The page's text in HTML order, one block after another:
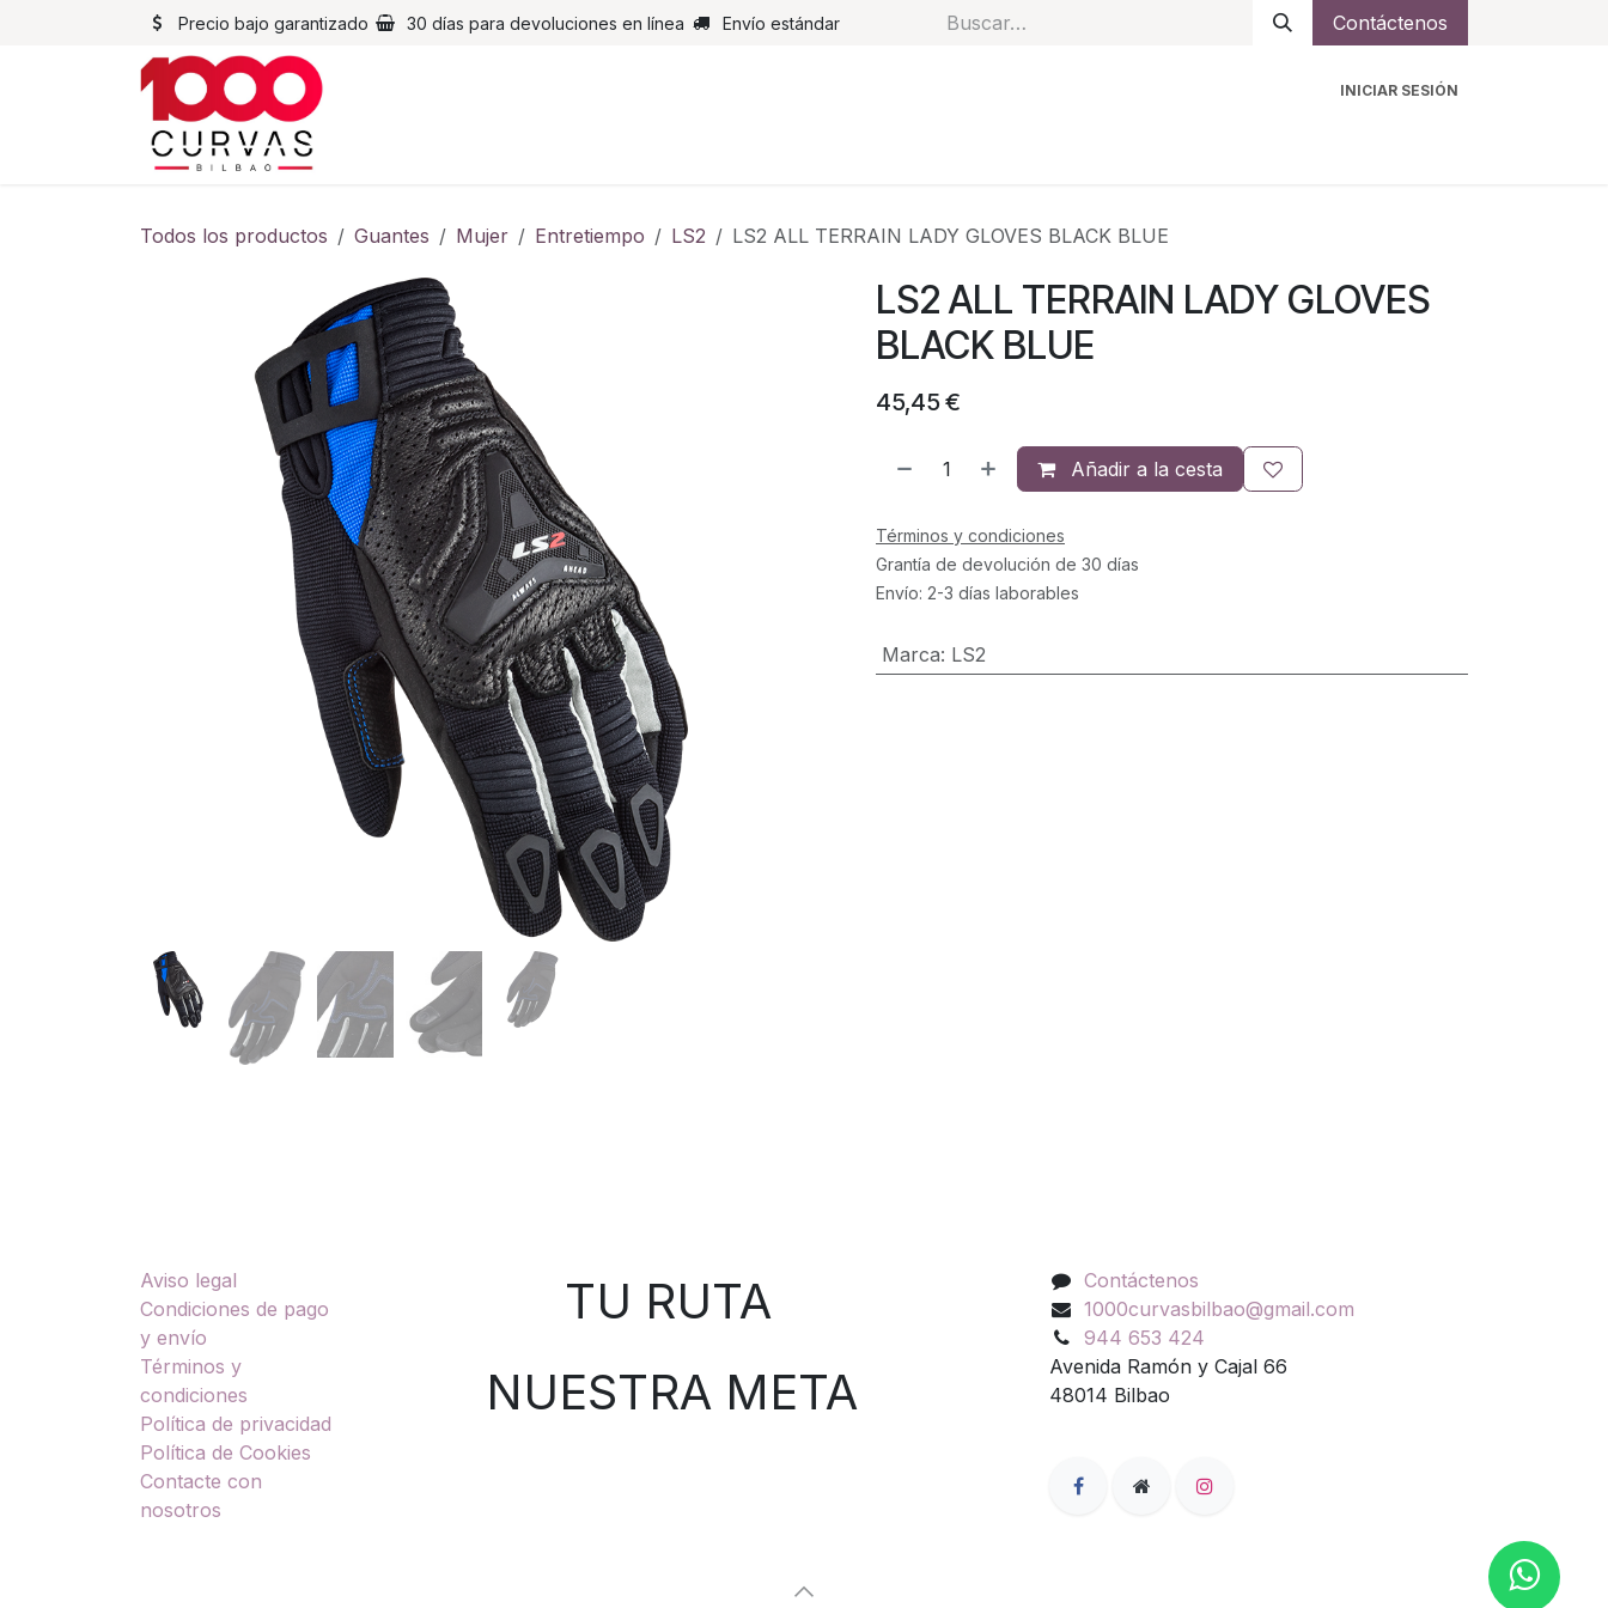
Precio bajo garantizado 30 días para devoluciones en línea Envío estándar Contáctenos
INICIAR SESIÓN
Todos los productos Guantes Mujer Entretiempo LS2 LS2 ALL TERRAIN LADY GLOVES BLACK BLUE
LS2 ALL TERRAIN LADY GLOVES
BLACK BLUE
45,45 €
Añadir a la cesta
Términos y condiciones
Grantía de devolución de 30 días
Envío: 2-3 días laborables
Marca: LS2
Aviso legal
Condiciones de pago
y envío
Términos y
condiciones
Política de privacidad
Política de Cookies
Contacte con
nosotros
TU RUTA
NUESTRA META
Contáctenos
1000curvasbilbao@gmail.com
944 653 424
Avenida Ramón y Cajal 66
48014 Bilbao